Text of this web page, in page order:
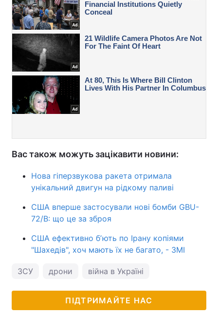
Вас також можуть зацікавити новини:
Нова гіперзвукова ракета отримала
унікальний двигун на рідкому паливі
США вперше застосували нові бомби GBU-
72/B: що це за зброя
США ефективно бʼють по Ірану копіями
"Шахедів", хоч мають їх не багато, - ЗМІ
ЗСУ дрони війна в Україні
ПІДТРИМАЙТЕ НАС